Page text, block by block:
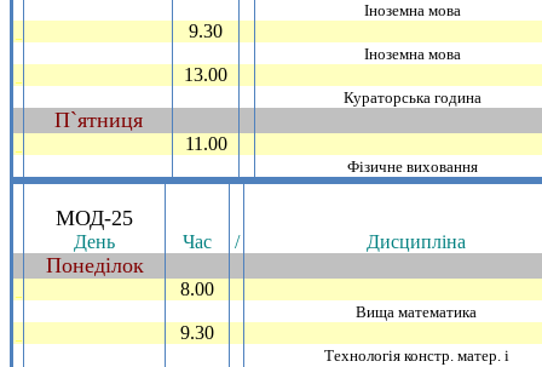
Iноземна мова
9.30
Iноземна мова
13.00
Кураторська година
П`ятниця
11.00
Фiзичне виховання
МОД-25
День Час / Дисциплiна
Понедiлок
8.00
Вища математика
9.30
Технологiя констр. матер. i